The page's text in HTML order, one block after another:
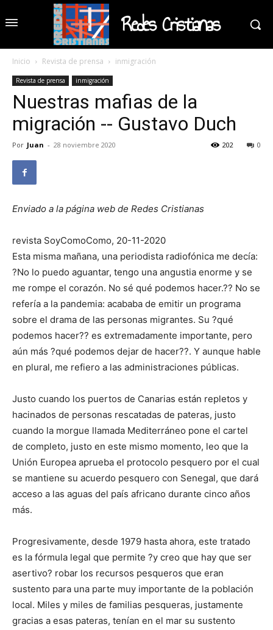
Redes Cristianas
Inicio Revista de prensa inmigración
Revista de prensa inmigración
Nuestras mafias de la
migración -- Gustavo Duch
Por Juan - 28 noviembre 2020 0
202
Enviado a la página web de Redes Cristianas
revista SoyComoComo, 20-11-2020
Esta misma mañana, una periodista radiofónica me decía:
?No lo puedo aguantar, tengo una angustia enorme y se
me rompe el corazón. No sé qué podemos hacer.?? No se
refería a la pandemia: acababa de emitir un programa
sobre el drama de las personas migrantes. Su ?qué
podemos hacer?? es extremadamente importante, pero
aún más ?qué podemos dejar de hacer??. Y aunque hable
en plural, me refiero a las administraciones públicas.
Justo cuando los puertos de Canarias están repletos y
hacinados de personas rescatadas de pateras, justo
cuando la morgue llamada Mediterráneo pone el cartel
de completo, justo en este mismo momento, leo que la
Unión Europea aprueba el protocolo pesquero por el cual
se mantiene su acuerdo pesquero con Senegal, que dará
acceso a las aguas del país africano durante cinco años
más.
Progresivamente, desde 1979 hasta ahora, este tratado
es la fórmula legal que permite ?y creo que hay que ser
asertivo? robar los recursos pesqueros que eran
sustento para una parte muy importante de la población
local. Miles y miles de familias pesqueras, justamente
gracias a esas pateras, tenían en el mar su sustento